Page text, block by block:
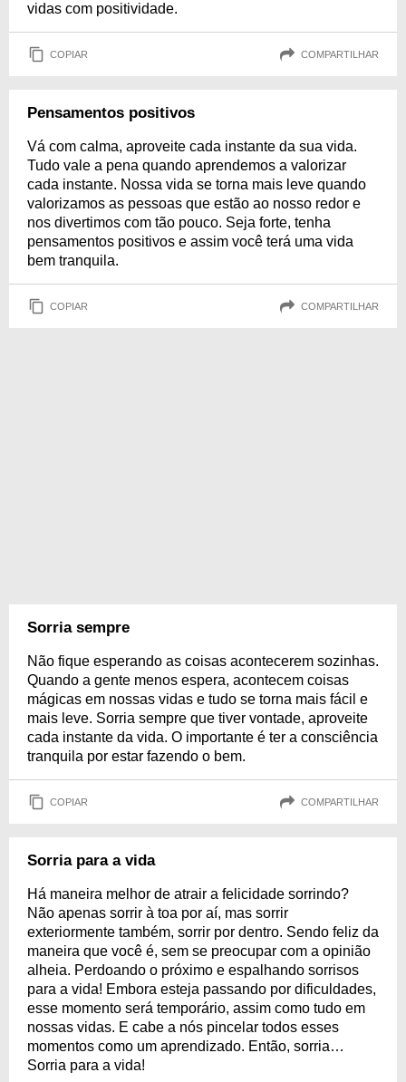
vidas com positividade.
COPIAR COMPARTILHAR
Pensamentos positivos
Vá com calma, aproveite cada instante da sua vida.
Tudo vale a pena quando aprendemos a valorizar
cada instante. Nossa vida se torna mais leve quando
valorizamos as pessoas que estão ao nosso redor e
nos divertimos com tão pouco. Seja forte, tenha
pensamentos positivos e assim você terá uma vida
bem tranquila.
COPIAR COMPARTILHAR
Sorria sempre
Não fique esperando as coisas acontecerem sozinhas.
Quando a gente menos espera, acontecem coisas
mágicas em nossas vidas e tudo se torna mais fácil e
mais leve. Sorria sempre que tiver vontade, aproveite
cada instante da vida. O importante é ter a consciência
tranquila por estar fazendo o bem.
COPIAR COMPARTILHAR
Sorria para a vida
Há maneira melhor de atrair a felicidade sorrindo?
Não apenas sorrir à toa por aí, mas sorrir
exteriormente também, sorrir por dentro. Sendo feliz da
maneira que você é, sem se preocupar com a opinião
alheia. Perdoando o próximo e espalhando sorrisos
para a vida! Embora esteja passando por dificuldades,
esse momento será temporário, assim como tudo em
nossas vidas. E cabe a nós pincelar todos esses
momentos como um aprendizado. Então, sorria…
Sorria para a vida!